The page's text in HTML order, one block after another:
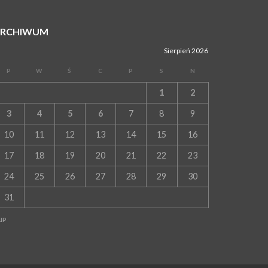
Sierpień 2026
P W Ś C P S N
1 2
3 4 5 6 7 8 9
10 11 12 13 14 15 16
17 18 19 20 21 22 23
24 25 26 27 28 29 30
31